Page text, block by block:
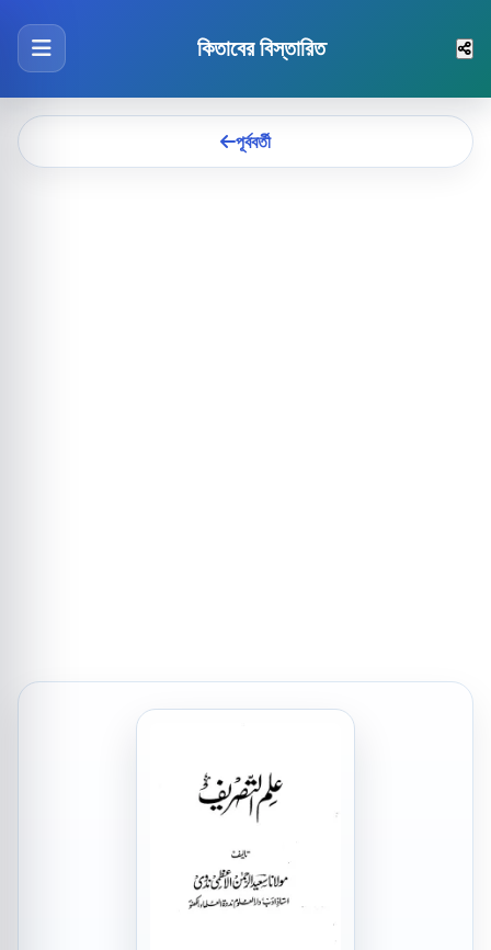
কিতাবের বিস্তারিত
পূর্ববর্তী